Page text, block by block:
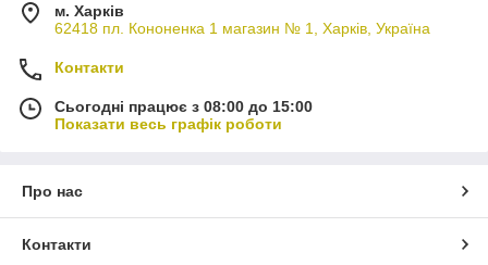
м. Харків
62418 пл. Кононенка 1 магазин № 1, Харків, Україна
Контакти
Сьогодні працює з 08:00 до 15:00
Показати весь графік роботи
Про нас
Контакти